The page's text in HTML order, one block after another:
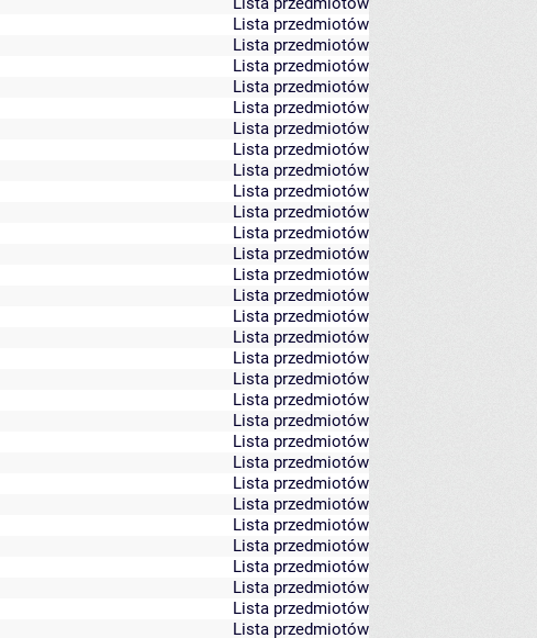
Lista przedmiotów
Lista przedmiotów
Lista przedmiotów
Lista przedmiotów
Lista przedmiotów
Lista przedmiotów
Lista przedmiotów
Lista przedmiotów
Lista przedmiotów
Lista przedmiotów
Lista przedmiotów
Lista przedmiotów
Lista przedmiotów
Lista przedmiotów
Lista przedmiotów
Lista przedmiotów
Lista przedmiotów
Lista przedmiotów
Lista przedmiotów
Lista przedmiotów
Lista przedmiotów
Lista przedmiotów
Lista przedmiotów
Lista przedmiotów
Lista przedmiotów
Lista przedmiotów
Lista przedmiotów
Lista przedmiotów
Lista przedmiotów
Lista przedmiotów